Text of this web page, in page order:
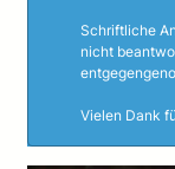
Schriftliche
nicht
Vielen Dank